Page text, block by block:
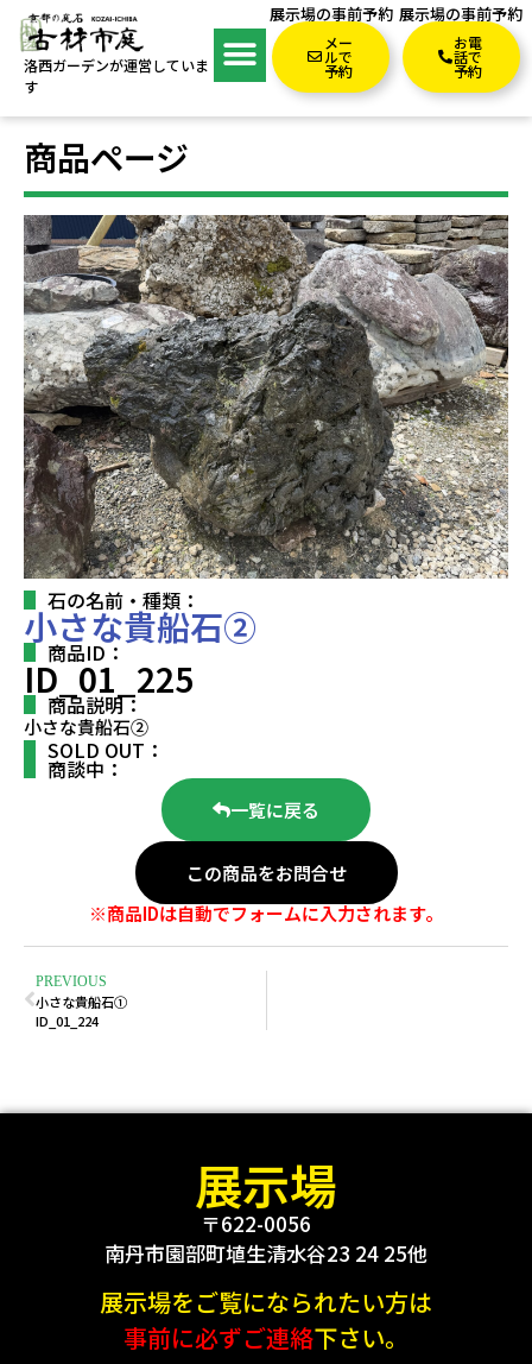
洛西ガーデンが運営していま
す
展示場の事前予約
メー
ルで
予約
展示場の事前予約
お電
話で
予約
商品ページ
石の名前・種類：
小さな貴船石②
商品ID：
ID_01_225
商品説明：
小さな貴船石②
SOLD OUT：
商談中：
一覧に戻る
この商品をお問合せ
※商品IDは自動でフォームに入力されます。
PREVIOUS
小さな貴船石①
ID_01_224
展示場
〒622-0056
南丹市園部町埴生清水谷23 24 25他
展示場をご覧になられたい方は
事前に必ずご連絡下さい。